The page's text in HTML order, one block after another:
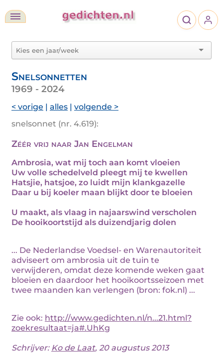
Snelsonnetten
1969 - 2024
< vorige | alles | volgende >
snelsonnet (nr. 4.619):
Zéér vrij naar Jan Engelman
Ambrosia, wat mij toch aan komt vloeien
Uw volle schedelveld pleegt mij te kwellen
Hatsjie, hatsjoe, zo luidt mijn klankgazelle
Daar u bij koeler maan blijkt door te bloeien
U maakt, als vlaag in najaarswind verscholen
De hooikoortstijd als duizendjarig dolen
... De Nederlandse Voedsel- en Warenautoriteit
adviseert om ambrosia uit de tuin te
verwijderen, omdat deze komende weken gaat
bloeien en daardoor het hooikoortsseizoen met
twee maanden kan verlengen (bron: fok.nl) ...
Zie ook: http://www.gedichten.nl/n...21.html?
zoekresultaat=ja#.UhKg
Schrijver: Ko de Laat, 20 augustus 2013